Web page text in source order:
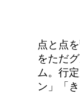
点と点
をただ
ム。行
ン」「